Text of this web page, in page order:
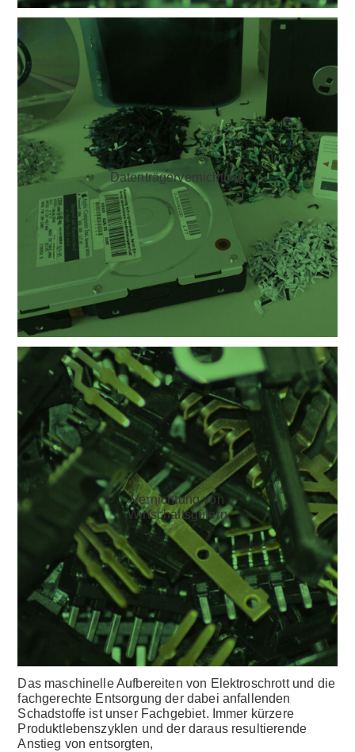
Daten­träger­vernichtung
Ver­nichtung von
Wirtschafts­gütern
Das maschinelle Aufbereiten von Elektroschrott und die
fachgerechte Entsorgung der dabei anfallenden
Schadstoffe ist unser Fachgebiet. Immer kürzere
Produktlebenszyklen und der daraus resultierende
Anstieg von entsorgten,